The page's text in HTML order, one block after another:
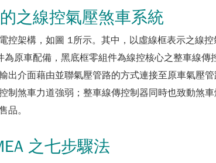
之線控氣壓煞車系統
控架構，如圖 1所示。其中，以虛線框表示之線
原車配備，黑底框零組件為線控核心之整車線
出介面藉由並聯氣壓管路的方式連接至原車氣壓
制煞車力道強弱；整車線傳控制器同時也致動煞
品。
之七步驟法